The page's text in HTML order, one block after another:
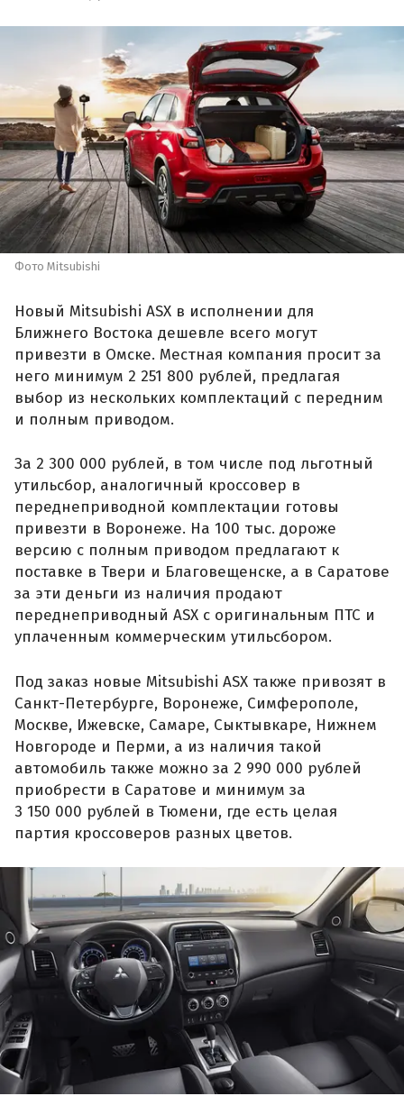
Фото Mitsubishi
Новый Mitsubishi ASX в исполнении для
Ближнего Востока дешевле всего могут
привезти в Омске. Местная компания просит за
него минимум 2 251 800 рублей, предлагая
выбор из нескольких комплектаций с передним
и полным приводом.
За 2 300 000 рублей, в том числе под льготный
утильсбор, аналогичный кроссовер в
переднеприводной комплектации готовы
привезти в Воронеже. На 100 тыс. дороже
версию с полным приводом предлагают к
поставке в Твери и Благовещенске, а в Саратове
за эти деньги из наличия продают
переднеприводный ASX с оригинальным ПТС и
уплаченным коммерческим утильсбором.
Под заказ новые Mitsubishi ASX также привозят в
Санкт-Петербурге, Воронеже, Симферополе,
Москве, Ижевске, Самаре, Сыктывкаре, Нижнем
Новгороде и Перми, а из наличия такой
автомобиль также можно за 2 990 000 рублей
приобрести в Саратове и минимум за
3 150 000 рублей в Тюмени, где есть целая
партия кроссоверов разных цветов.